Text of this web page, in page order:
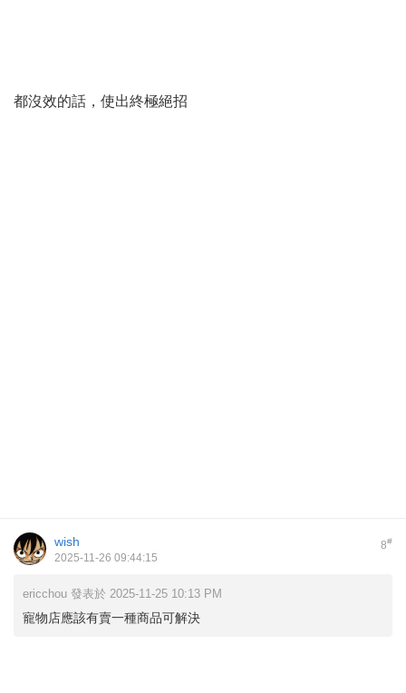
都沒效的話，使出終極絕招
8#
wish
2025-11-26 09:44:15
ericchou 發表於 2025-11-25 10:13 PM
寵物店應該有賣一種商品可解決